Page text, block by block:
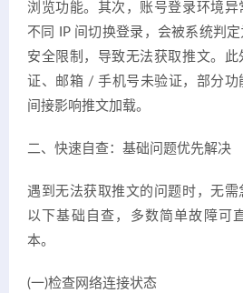
浏览功能。其次，账号登录环境异
不同 IP 间切换登录，会被系统判
安全限制，导致无法获取推文。
证、邮箱 / 手机号未验证，部分功
间接影响推文加载。
二、快速自查：基础问题优先解决
遇到无法获取推文的问题时，无
以下基础自查，多数简单故障可
本。
(一)检查网络连接状态